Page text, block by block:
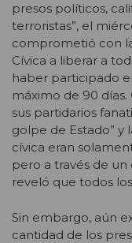
presos políticos,
terroristas”, el
comprometió con
Cívica a liberar a
haber participado
máximo de 90
sus partidarios
golpe de Estado” y
cívica eran
pero a través de
reveló que todos
Sin embargo, aún
cantidad de los